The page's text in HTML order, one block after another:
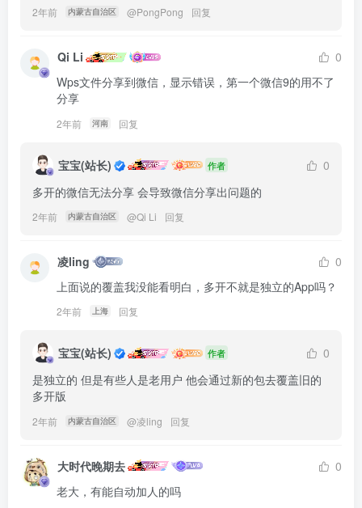
2年前 内蒙古自治区 @PongPong 回复
Qi Li
0
Wps文件分享到微信，显示错误，第一个微信9的用不了
分享
2年前 河南 回复
宝宝(站长) 作者
0
多开的微信无法分享 会导致微信分享出问题的
2年前 内蒙古自治区 @Qi Li 回复
凌ling
0
上面说的覆盖我没能看明白，多开不就是独立的App吗？
2年前 上海 回复
宝宝(站长) 作者
0
是独立的 但是有些人是老用户 他会通过新的包去覆盖旧的
多开版
2年前 内蒙古自治区 @凌ling 回复
大时代晚期去
0
老大，有能自动加人的吗